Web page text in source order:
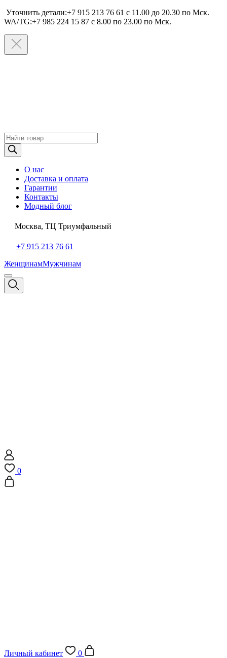
Уточнить детали:+7 915 213 76 61 c 11.00 до 20.30 по Мcк.
WA/TG:+7 985 224 15 87 c 8.00 по 23.00 по Мcк.
Поиск
товаров
О нас
Доставка и оплата
Гарантии
Контакты
Модный блог
Москва, ТЦ Триумфальный
+7 915 213 76 61
ЖенщинамМужчинам
0
Личный кабинет
0